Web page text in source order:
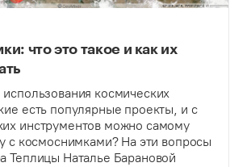
что это такое и как их
космических
есть популярные проекты, и с
инструментов можно самому
с космоснимками? На эти вопросы
Теплицы Наталье Барановой